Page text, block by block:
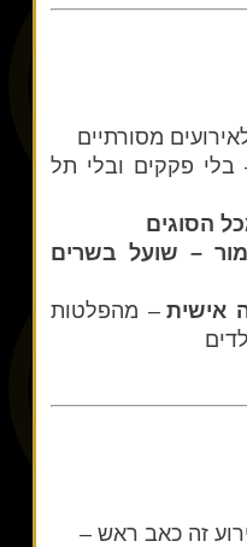
מסורתיים
בלי פקקים ובלי תל
הסוגים
– שועל בשרים
אישית– מהפלטות
זה כאב ראש –